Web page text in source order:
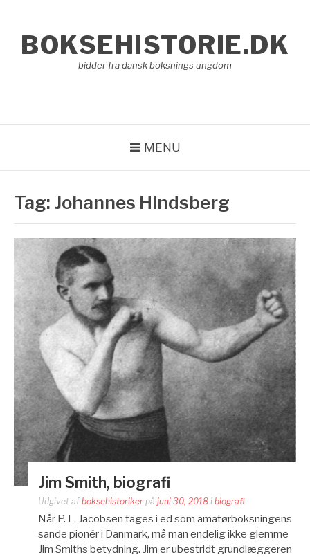
indholdBOKSEHISTORIE.DK
bidder fra dansk boksnings ungdom
MENU
Tag: Johannes Hindsberg
Jim Smith, biografi
Udgivet af boksehistoriker på juni 30, 2018 i biografi
Når P. L. Jacobsen tages i ed som amatørboksningens
sande pionér i Danmark, må man endelig ikke glemme
Jim Smiths betydning. Jim er ubestridt grundlæggeren